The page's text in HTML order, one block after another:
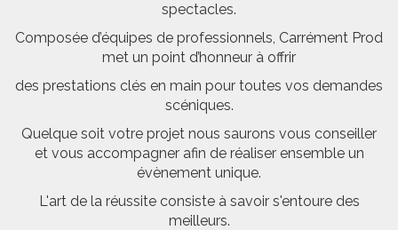
spectacles.
Composée d’équipes de professionnels, Carrément Prod
met un point d’honneur à offrir
des prestations clés en main pour toutes vos demandes
scéniques.
Quelque soit votre projet nous saurons vous conseiller
et vous accompagner afin de réaliser ensemble un
évènement unique.
L'art de la réussite consiste à savoir s'entoure des
meilleurs.